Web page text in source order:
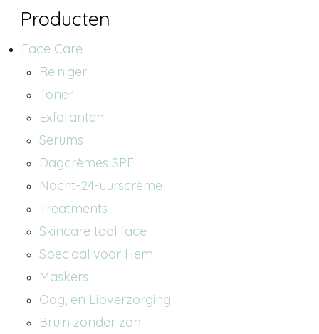
Producten
Face Care
Reiniger
Toner
Exfolianten
Serums
Dagcrèmes SPF
Nacht-24-uurscrème
Treatments
Skincare tool face
Speciaal voor Hem
Maskers
Oog, en Lipverzorging
Bruin zonder zon